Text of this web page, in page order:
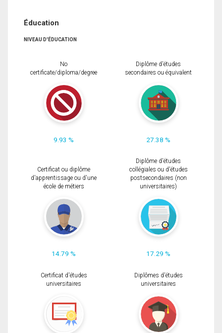
Éducation
NIVEAU D'ÉDUCATION
No
certificate/diploma/degree
9.93 %
Diplôme d'études
secondaires ou équivalent
27.38 %
Certificat ou diplôme
d'apprentissage ou d'une
école de métiers
14.79 %
Diplôme d'études
collégiales ou d'études
postsecondaires (non
universitaires)
17.29 %
Certificat d'études
universitaires
Diplômes d'études
universitaires